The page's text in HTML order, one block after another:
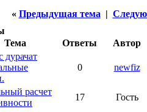
« Предыдущая тема |
Тема
Ответы
Автор
дурачат
0 newfiz
расчет
17
Гость